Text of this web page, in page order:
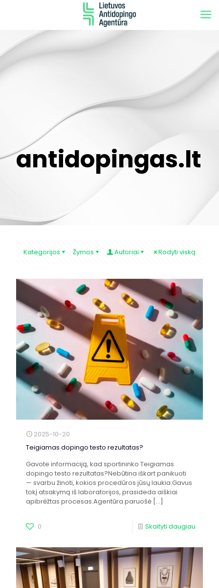
antidopingas.lt
Kategorijos Žymos Autoriai Rodyti viską
2025-10-20
Teigiamas dopingo testo rezultatas?
Gavote informaciją, kad sportininko Teigiamas
dopingo testo rezultatas?Nebūtina iškart panikuoti
— svarbu žinoti, kokios procedūros jūsų laukia.Gavus
tokį atsakymą iš laboratorijos, prasideda aiškiai
apibrėžtas procesas.Agentūra paruošė […]
0 Skaityti daugiau